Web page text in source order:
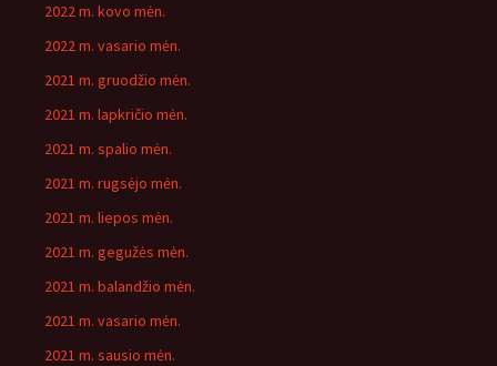
2022 m. kovo mėn.
2022 m. vasario mėn.
2021 m. gruodžio mėn.
2021 m. lapkričio mėn.
2021 m. spalio mėn.
2021 m. rugsėjo mėn.
2021 m. liepos mėn.
2021 m. gegužės mėn.
2021 m. balandžio mėn.
2021 m. vasario mėn.
2021 m. sausio mėn.